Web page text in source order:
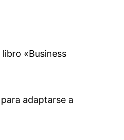
libro «Business
adaptarse a